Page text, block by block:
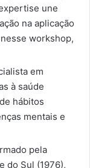
une
na aplicação
workshop,
em
à saúde
hábitos
mentais e
pela
do Sul (1976),